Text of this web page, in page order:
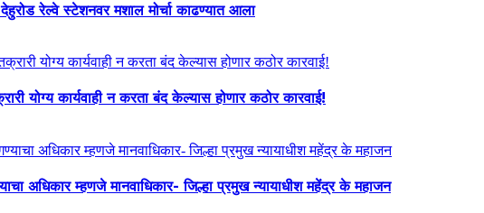
रेल्वे स्टेशनवर मशाल मोर्चा काढण्यात आला
योग्य कार्यवाही न करता बंद केल्यास होणार कठोर कारवाई!
अधिकार म्हणजे मानवाधिकार- जिल्हा प्रमुख न्यायाधीश महेंद्र के महाजन